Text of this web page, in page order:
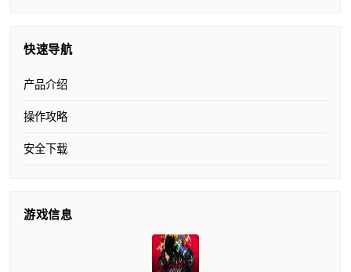
快速导航
产品介绍
操作攻略
安全下载
游戏信息